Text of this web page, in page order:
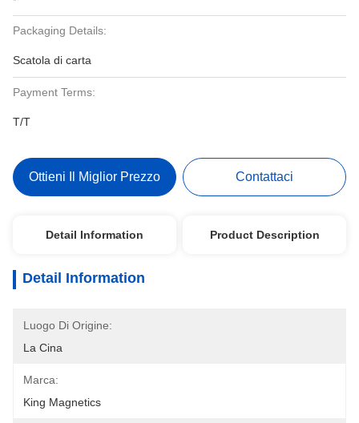
Packaging Details:
Scatola di carta
Payment Terms:
T/T
Ottieni Il Miglior Prezzo Contattaci
Detail Information Product Description
Detail Information
Luogo Di Origine:
La Cina
Marca:
King Magnetics